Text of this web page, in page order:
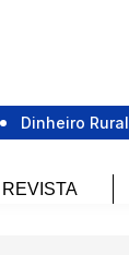
Dinheiro Rural
REVISTA